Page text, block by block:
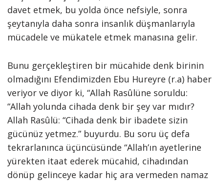
davet etmek, bu yolda önce nefsiyle, sonra
şeytanıyla daha sonra insanlık düşmanlarıyla
mücadele ve mükatele etmek manasına gelir.
Bunu gerçekleştiren bir mücahide denk birinin
olmadığını Efendimizden Ebu Hureyre (r.a) haber
veriyor ve diyor ki, “Allah Rasûlüne soruldu:
“Allah yolunda cihada denk bir şey var mıdır?
Allah Rasûlü: “Cihada denk bir ibadete sizin
gücünüz yetmez.” buyurdu. Bu soru üç defa
tekrarlanınca üçüncüsünde “Allah’ın ayetlerine
yürekten itaat ederek mücahid, cihadından
dönüp gelinceye kadar hiç ara vermeden namaz